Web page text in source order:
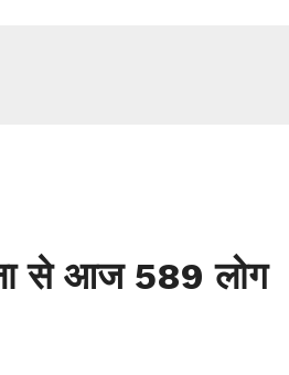
से आज 589 लोग